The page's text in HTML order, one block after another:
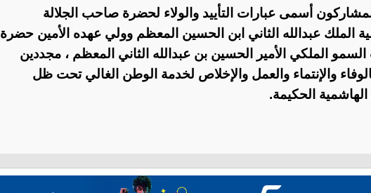
أسمى عبارات التأييد والولاء لحضرة صاحب الجلالة
الملك عبدالله الثاني ابن الحسين المعظم وولي عهده الأمين حضرة
الملكي الأمير الحسين بن عبدالله الثاني المعظم ، مجددين
والإنتماء والعمل والإخلاص لخدمة الوطن الغالي تحت ظل
الهاشمية الحكيمة.